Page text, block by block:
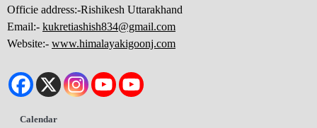
Officie address:-Rishikesh Uttarakhand
Email:- kukretiashish834@gmail.com
Website:- www.himalayakigoonj.com
Calendar